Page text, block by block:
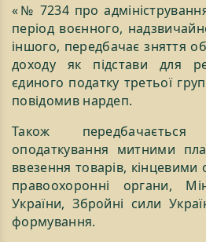
«№ 7234 про
період воєнного,
іншого, передбачає зняття
доходу як підстави для
єдиного податку третьої
повідомив нардеп.
Також
оподаткування митними
ввезення товарів,
правоохоронні органи,
України, Збройні сили
формування.